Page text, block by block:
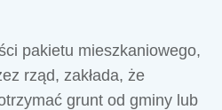
pakietu mieszkaniowego,
rząd, zakłada, że
grunt od gminy lub